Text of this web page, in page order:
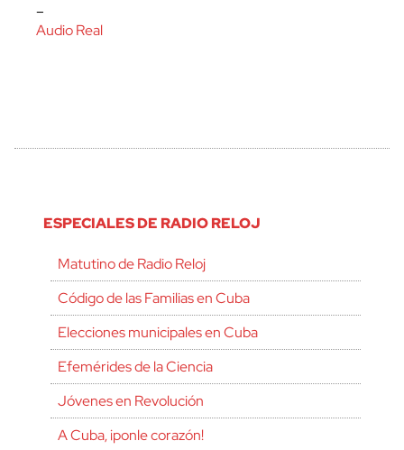
–
Audio Real
ESPECIALES DE RADIO RELOJ
Matutino de Radio Reloj
Código de las Familias en Cuba
Elecciones municipales en Cuba
Efemérides de la Ciencia
Jóvenes en Revolución
A Cuba, ¡ponle corazón!